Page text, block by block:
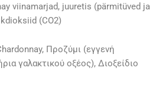
viinamarjad, juuretis (pärmitüved ja
(CO2)
Προζύμι (εγγενή
γαλακτικού οξέος), Διοξείδιο